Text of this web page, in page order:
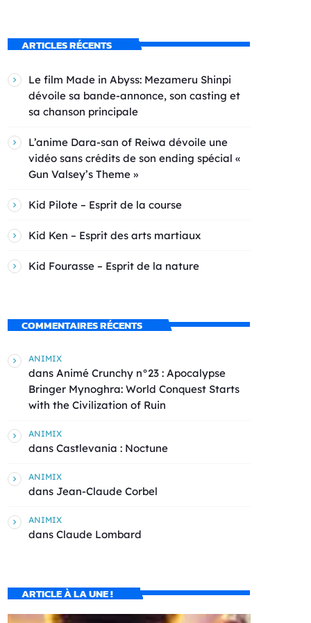
ARTICLES RÉCENTS
Le film Made in Abyss: Mezameru Shinpi
dévoile sa bande-annonce, son casting et
sa chanson principale
L’anime Dara-san of Reiwa dévoile une
vidéo sans crédits de son ending spécial «
Gun Valsey’s Theme »
Kid Pilote – Esprit de la course
Kid Ken – Esprit des arts martiaux
Kid Fourasse – Esprit de la nature
COMMENTAIRES RÉCENTS
ANIMIX
dans Animé Crunchy n°23 : Apocalypse
Bringer Mynoghra: World Conquest Starts
with the Civilization of Ruin
ANIMIX
dans Castlevania : Noctune
ANIMIX
dans Jean-Claude Corbel
ANIMIX
dans Claude Lombard
ARTICLE À LA UNE !